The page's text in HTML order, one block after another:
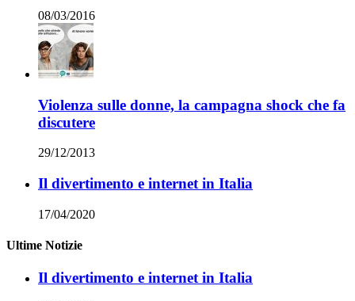
08/03/2016
Violenza sulle donne, la campagna shock che fa
discutere
29/12/2013
Il divertimento e internet in Italia
17/04/2020
Ultime Notizie
Il divertimento e internet in Italia